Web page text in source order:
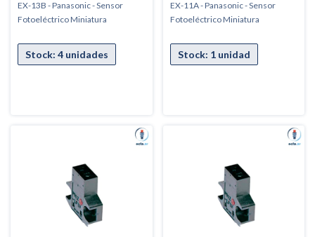
EX-13B - Panasonic - Sensor
Fotoeléctrico Miniatura
EX-11A - Panasonic - Sensor
Fotoeléctrico Miniatura